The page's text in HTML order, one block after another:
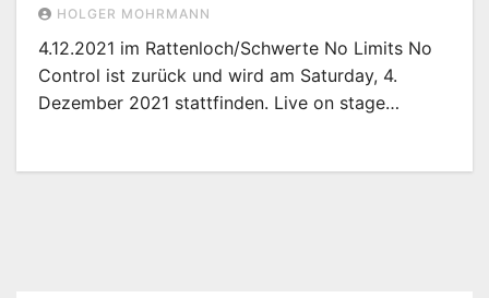
HOLGER MOHRMANN
4.12.2021 im Rattenloch/Schwerte No Limits No
Control ist zurück und wird am Saturday, 4.
Dezember 2021 stattfinden. Live on stage…